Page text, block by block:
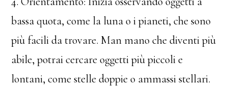
bassa quota, come la luna o i pianeti, che sono
più facili da trovare. Man mano che diventi più
abile, potrai cercare oggetti più piccoli e
lontani, come stelle doppie o ammassi stellari.